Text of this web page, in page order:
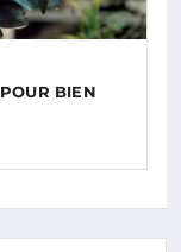
BIEN